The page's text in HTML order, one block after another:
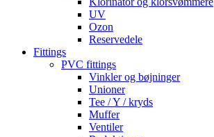
UV
Ozon
Reservedele
Fittings
PVC fittings
Vinkler og bøjninger
Unioner
Tee / Y / kryds
Muffer
Ventiler